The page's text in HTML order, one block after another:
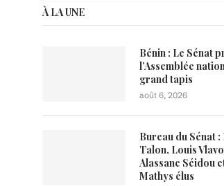
À LA UNE
Bénin : Le Sénat
l’Assemblée
grand tapis
août 6, 2026
Bureau du Sénat
Talon, Louis
Alassane Séidou
Mathys élus